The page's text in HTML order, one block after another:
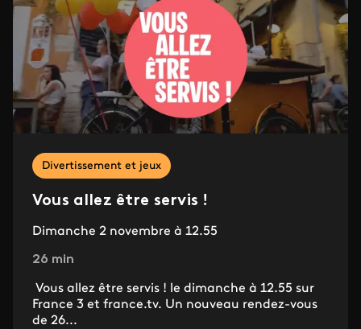
Divertissement et jeux
Vous allez être servis !
Dimanche 2 novembre à 12.55
26 min
Vous allez être servis ! le dimanche à 12.55 sur
France 3 et france.tv. Un nouveau rendez-vous
de 26...